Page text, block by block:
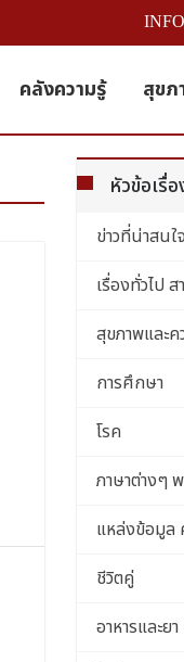
คลังความรู้ สุขภ
หัวข้อเรื่อ
ข่าวที่น่าสนใจ
เรื่องทั่วไป ส
สุขภาพและค
การศึกษา
โรค
ภาษาต่างๆ
แหล่งข้อมูล
ชีวิตคู่
อาหารและยา